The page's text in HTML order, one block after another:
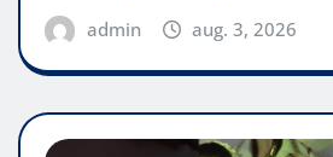
admin aug. 3, 2026